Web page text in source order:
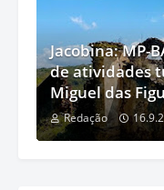
Jacobina: MP-
de atividades
Miguel das
Redação